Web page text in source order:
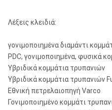
μετρητών:
Κομμάτια πυρήνων π-
μετρητών:
Κομμάτια πυρήνων s-
μετρητών:
Λέξεις κλειδιά:
γονιμοποιημένα διαμάντι
PDC, γονιμοποιημένα, φυσικά
Υβριδικά κομμάτια τρυπανιών
Υβριδικά κομμάτια τρυπανιών
Εθνική πετρελαιοπηγή Varco
Γονιμοποιημένο κομμάτι